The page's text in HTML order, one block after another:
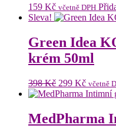
159 Kč včetně DPH
Sleva!
Green Idea
krém 50ml
398Kč Původní
cena
398 Kč.
299 Kč
cena
299 Kč.
včetně
MedPharma